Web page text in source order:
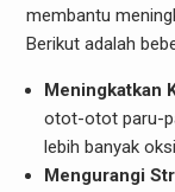
membantu
Berikut adalah
Meningkatkan
otot-otot paru-
lebih banyak
Mengurangi